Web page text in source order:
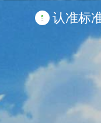
认准标